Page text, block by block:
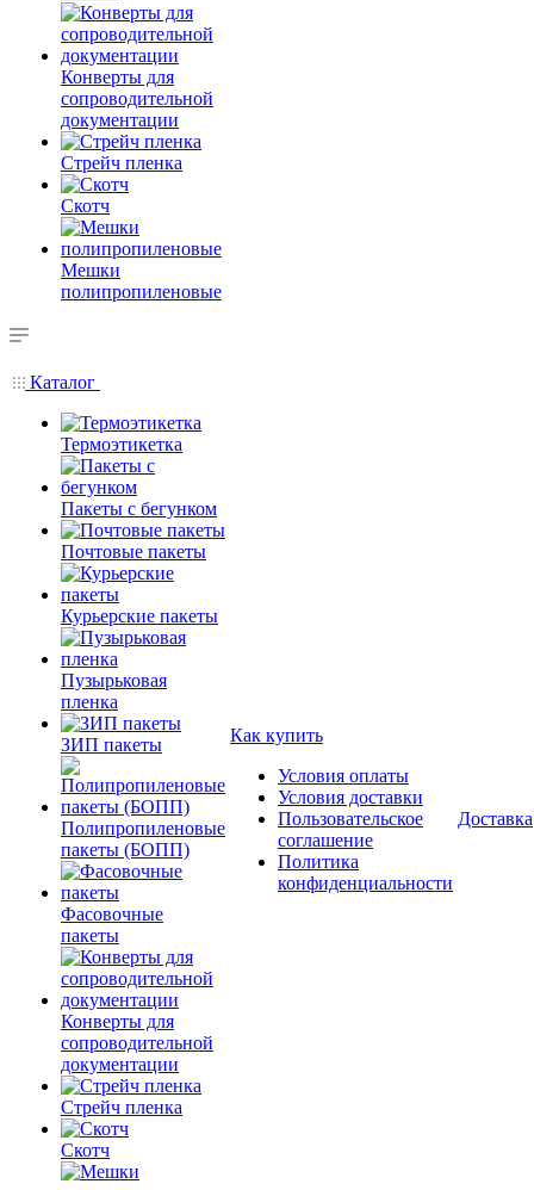
Конверты для
сопроводительной
документации
Стрейч пленка
Скотч
Мешки
полипропиленовые
Каталог
Термоэтикетка
Пакеты с бегунком
Почтовые пакеты
Курьерские пакеты
Пузырьковая
пленка
ЗИП пакеты
Полипропиленовые
пакеты (БОПП)
Фасовочные
пакеты
Конверты для
сопроводительной
документации
Стрейч пленка
Скотч
Как купить
Условия оплаты
Условия доставки
Пользовательское
соглашение
Политика
конфиденциальности
Доставка